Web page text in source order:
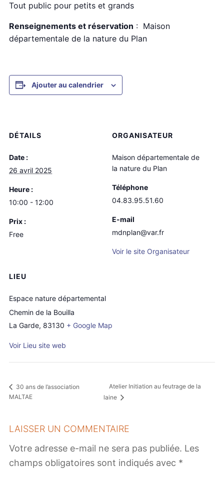
Tout public pour petits et grands
Renseignements et réservation : Maison
départementale de la nature du Plan
Ajouter au calendrier
DÉTAILS
Date :
26 avril 2025
Heure :
10:00 - 12:00
Prix :
Free
LIEU
Espace nature départemental
Chemin de la Bouilla
La Garde, 83130 + Google Map
Voir Lieu site web
ORGANISATEUR
Maison départementale de
la nature du Plan
Téléphone
04.83.95.51.60
E-mail
mdnplan@var.fr
Voir le site Organisateur
30 ans de l’association
MALTAE
Atelier Initiation au feutrage de la
laine
LAISSER UN COMMENTAIRE
Votre adresse e-mail ne sera pas publiée. Les
champs obligatoires sont indiqués avec *